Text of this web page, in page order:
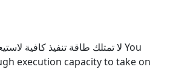
لا تمتلك طاقة تنفيذ كافية You
execution capacity to take on